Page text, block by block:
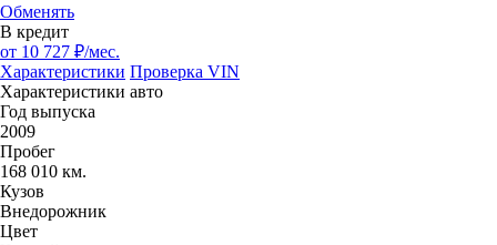
Обменять
В кредит
от 10 727 ₽/мес.
Характеристики Проверка VIN
Характеристики авто
Год выпуска
2009
Пробег
168 010 км.
Кузов
Внедорожник
Цвет